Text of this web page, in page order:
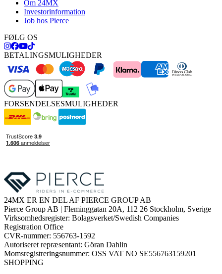
Om 24MX
Investorinformation
Job hos Pierce
FØLG OS
BETALINGSMULIGHEDER
FORSENDELSESMULIGHEDER
24MX ER EN DEL AF PIERCE GROUP AB
Pierce Group AB | Fleminggatan 20A, 112 26 Stockholm, Sverige
Virksomhedsregister: Bolagsverket/Swedish Companies
Registration Office
CVR-nummer: 556763-1592
Autoriseret repræsentant: Göran Dahlin
Momsregistreringsnummer: OSS VAT NO SE556763159201
SHOPPING